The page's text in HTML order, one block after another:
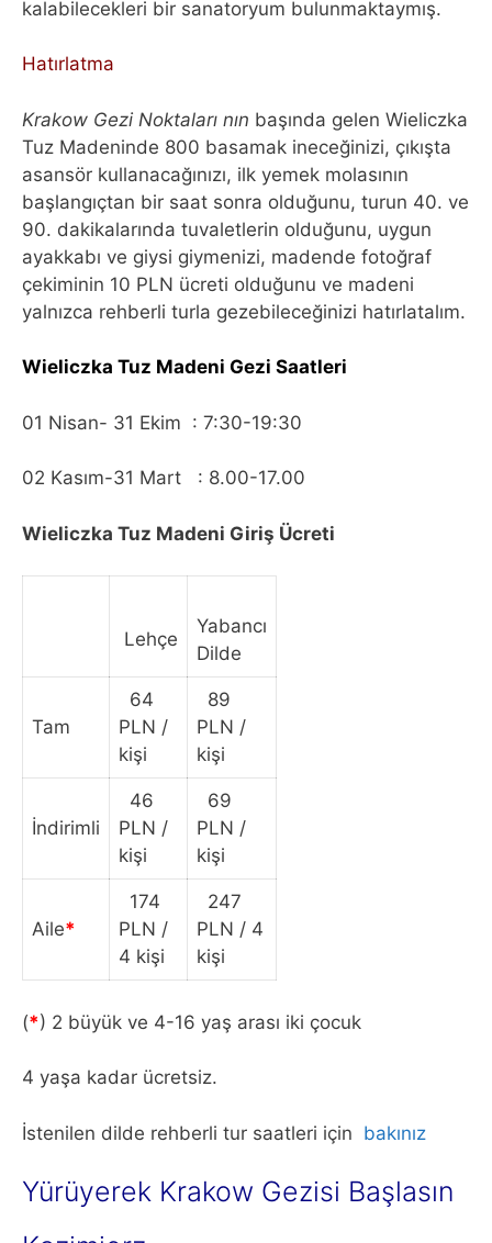
kalabilecekleri bir sanatoryum bulunmaktaymış.
Hatırlatma
Krakow Gezi Noktaları nın başında gelen Wieliczka
Tuz Madeninde 800 basamak ineceğinizi, çıkışta
asansör kullanacağınızı, ilk yemek molasının
başlangıçtan bir saat sonra olduğunu, turun 40. ve
90. dakikalarında tuvaletlerin olduğunu, uygun
ayakkabı ve giysi giymenizi, madende fotoğraf
çekiminin 10 PLN ücreti olduğunu ve madeni
yalnızca rehberli turla gezebileceğinizi hatırlatalım.
Wieliczka Tuz Madeni Gezi Saatleri
01 Nisan- 31 Ekim : 7:30-19:30
02 Kasım-31 Mart : 8.00-17.00
Wieliczka Tuz Madeni Giriş Ücreti
Lehçe
Yabancı
Dilde
Tam
64
PLN /
kişi
89
PLN /
kişi
İndirimli
46
PLN /
kişi
69
PLN /
kişi
Aile*
174
PLN /
4 kişi
247
PLN / 4
kişi
(*) 2 büyük ve 4-16 yaş arası iki çocuk
4 yaşa kadar ücretsiz.
İstenilen dilde rehberli tur saatleri için bakınız
Yürüyerek Krakow Gezisi Başlasın